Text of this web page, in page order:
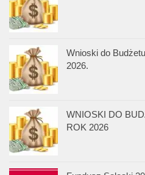
Wnioski do
2026.
WNIOSKI DO
ROK 2026